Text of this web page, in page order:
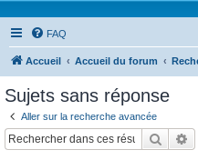
FAQ
Accueil Accueil du forum
Sujets sans réponse
Aller sur la recherche avancée